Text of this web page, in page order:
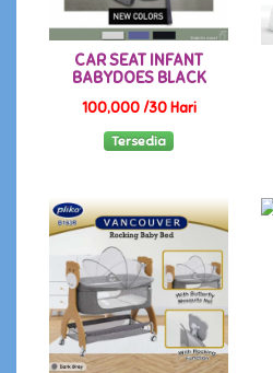
CAR SEAT INFANT
BABYDOES BLACK
100,000 /30 Hari
Tersedia